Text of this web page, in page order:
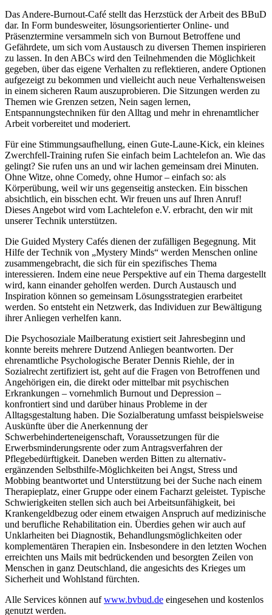
Das Andere-Burnout-Café stellt das Herzstück der Arbeit des BBuD
dar. In Form bundesweiter, lösungsorientierter Online- und
Präsenztermine versammeln sich von Burnout Betroffene und
Gefährdete, um sich vom Austausch zu diversen Themen inspirieren
zu lassen. In den ABCs wird den Teilnehmenden die Möglichkeit
gegeben, über das eigene Verhalten zu reflektieren, andere Optionen
aufgezeigt zu bekommen und vielleicht auch neue Verhaltensweisen
in einem sicheren Raum auszuprobieren. Die Sitzungen werden zu
Themen wie Grenzen setzen, Nein sagen lernen,
Entspannungstechniken für den Alltag und mehr in ehrenamtlicher
Arbeit vorbereitet und moderiert.
Für eine Stimmungsaufhellung, einen Gute-Laune-Kick, ein kleines
Zwerchfell-Training rufen Sie einfach beim Lachtelefon an. Wie das
gelingt? Sie rufen uns an und wir lachen gemeinsam drei Minuten.
Ohne Witze, ohne Comedy, ohne Humor – einfach so: als
Körperübung, weil wir uns gegenseitig anstecken. Ein bisschen
absichtlich, ein bisschen echt. Wir freuen uns auf Ihren Anruf!
Dieses Angebot wird vom Lachtelefon e.V. erbracht, den wir mit
unserer Technik unterstützen.
Die Guided Mystery Cafés dienen der zufälligen Begegnung. Mit
Hilfe der Technik von „Mystery Minds“ werden Menschen online
zusammengebracht, die sich für ein spezifisches Thema
interessieren. Indem eine neue Perspektive auf ein Thema dargestellt
wird, kann einander geholfen werden. Durch Austausch und
Inspiration können so gemeinsam Lösungsstrategien erarbeitet
werden. So entsteht ein Netzwerk, das Individuen zur Bewältigung
ihrer Anliegen verhelfen kann.
Die Psychosoziale Mailberatung existiert seit Jahresbeginn und
konnte bereits mehrere Dutzend Anliegen beantworten. Der
ehrenamtliche Psychologische Berater Dennis Riehle, der in
Sozialrecht zertifiziert ist, geht auf die Fragen von Betroffenen und
Angehörigen ein, die direkt oder mittelbar mit psychischen
Erkrankungen – vornehmlich Burnout und Depression –
konfrontiert sind und darüber hinaus Probleme in der
Alltagsgestaltung haben. Die Sozialberatung umfasst beispielsweise
Auskünfte über die Anerkennung der
Schwerbehinderteneigenschaft, Voraussetzungen für die
Erwerbsminderungsrente oder zum Antragsverfahren der
Pflegebedürftigkeit. Daneben werden Bitten zu alternativ-
ergänzenden Selbsthilfe-Möglichkeiten bei Angst, Stress und
Mobbing beantwortet und Unterstützung bei der Suche nach einem
Therapieplatz, einer Gruppe oder einem Facharzt geleistet. Typische
Schwierigkeiten stellen sich auch bei Arbeitsunfähigkeit, bei
Krankengeldbezug oder einem etwaigen Anspruch auf medizinische
und berufliche Rehabilitation ein. Überdies gehen wir auch auf
Unklarheiten bei Diagnostik, Behandlungsmöglichkeiten oder
komplementären Therapien ein. Insbesondere in den letzten Wochen
erreichten uns Mails mit bedrückenden und besorgten Zeilen von
Menschen in ganz Deutschland, die angesichts des Krieges um
Sicherheit und Wohlstand fürchten.
Alle Services können aufwww.bvbud.de eingesehen und kostenlos
genutzt werden.